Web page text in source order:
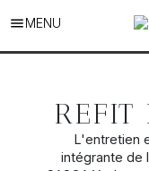
MENU
REFIT
L'entretien
intégrante de